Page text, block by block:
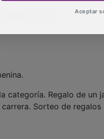
y femenina.
categoría. Regalo de un
Sorteo de
Aceptar